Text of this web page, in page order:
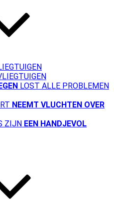
LOST ALLE PROBLEMEN
NEEMT VLUCHTEN OVER
ZIJN EEN HANDJEVOL